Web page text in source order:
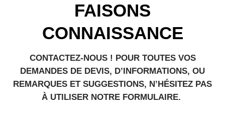
FAISONS
CONNAISSANCE
CONTACTEZ-NOUS ! POUR TOUTES VOS
DEMANDES DE DEVIS, D’INFORMATIONS, OU
REMARQUES ET SUGGESTIONS, N’HÉSITEZ PAS
À UTILISER NOTRE FORMULAIRE.